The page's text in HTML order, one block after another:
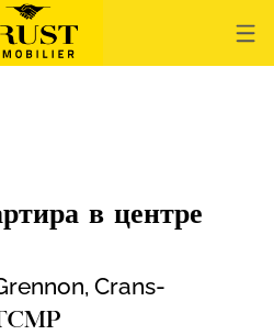
в центре
Crans-